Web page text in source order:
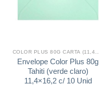
Envelope Color Plus 80g
Tahiti (verde claro)
11,4×16,2 c/ 10 Unid